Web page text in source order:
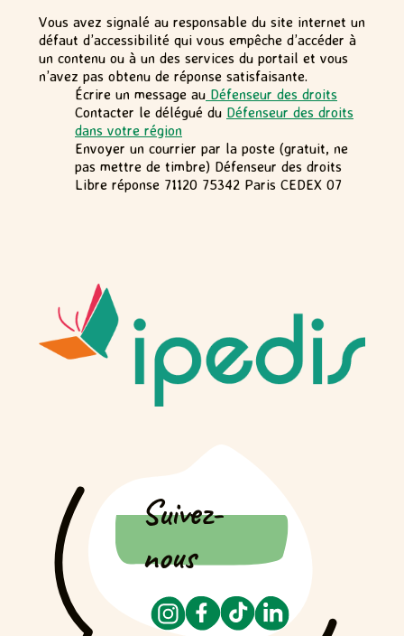
Vous avez signalé au responsable du site internet un
défaut d’accessibilité qui vous empêche d’accéder à
un contenu ou à un des services du portail et vous
n’avez pas obtenu de réponse satisfaisante.
Écrire un message au Défenseur des droits
Contacter le délégué du Défenseur des droits
dans votre région
Envoyer un courrier par la poste (gratuit, ne
pas mettre de timbre) Défenseur des droits
Libre réponse 71120 75342 Paris CEDEX 07
Suivez-
nous